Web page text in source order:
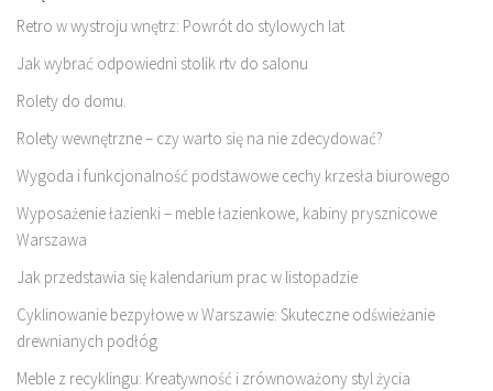
Retro w wystroju wnętrz: Powrót do stylowych lat
Jak wybrać odpowiedni stolik rtv do salonu
Rolety do domu.
Rolety wewnętrzne – czy warto się na nie zdecydować?
Wygoda i funkcjonalność podstawowe cechy krzesła biurowego
Wyposażenie łazienki – meble łazienkowe, kabiny prysznicowe
Warszawa
Jak przedstawia się kalendarium prac w listopadzie
Cyklinowanie bezpyłowe w Warszawie: Skuteczne odświeżanie
drewnianych podłóg
Meble z recyklingu: Kreatywność i zrównoważony styl życia